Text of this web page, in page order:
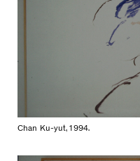
Chan Ku-yut, 1994.